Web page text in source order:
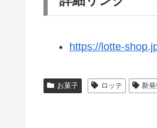
https://lotte-
お菓子 ロッテ 新